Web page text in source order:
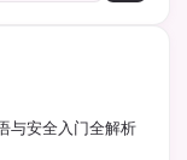
与安全入门全解析